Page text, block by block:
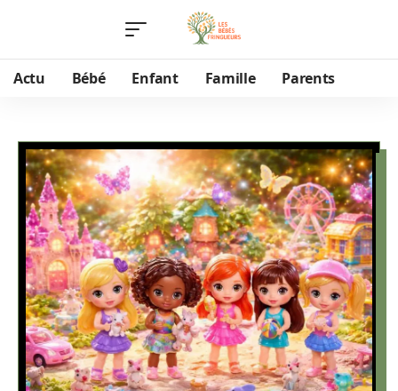
Actu Bébé Enfant Famille Parents